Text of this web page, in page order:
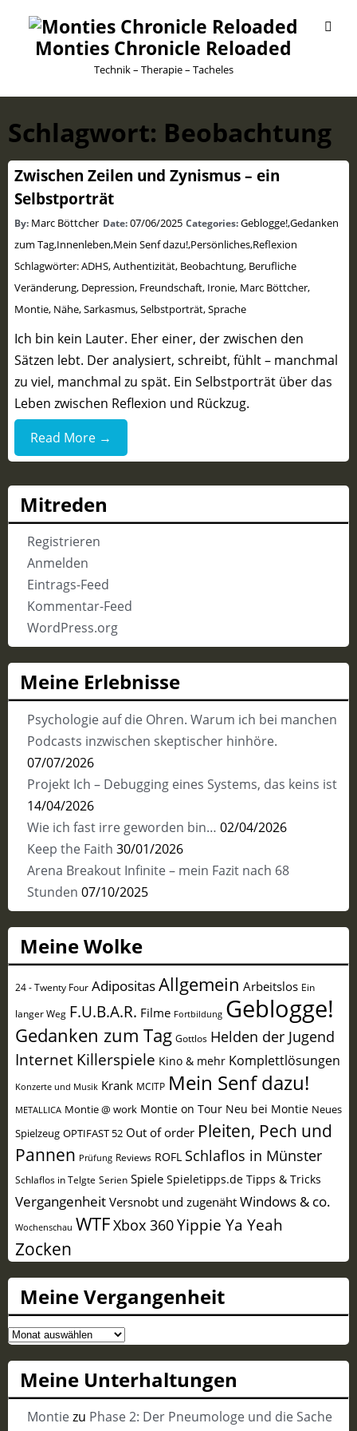
Monties Chronicle Reloaded
Technik – Therapie – Tacheles
Schlagwort: Beobachtung
Zwischen Zeilen und Zynismus – ein
Selbstporträt
By: Marc Böttcher Date:07/06/2025 Categories:Geblogge!,Gedanken
zum Tag,Innenleben,Mein Senf dazu!,Persönliches,Reflexion
Schlagwörter:ADHS,Authentizität, Beobachtung, Berufliche
Veränderung, Depression, Freundschaft, Ironie, Marc Böttcher,
Montie, Nähe,Sarkasmus,Selbstporträt,Sprache
Ich bin kein Lauter. Eher einer, der zwischen den
Sätzen lebt. Der analysiert, schreibt, fühlt – manchmal
zu viel, manchmal zu spät. Ein Selbstporträt über das
Leben zwischen Reflexion und Rückzug.
Read More →
Mitreden
Registrieren
Anmelden
Eintrags-Feed
Kommentar-Feed
WordPress.org
Meine Erlebnisse
Psychologie auf die Ohren. Warum ich bei manchen
Podcasts inzwischen skeptischer hinhöre.
07/07/2026
Projekt Ich – Debugging eines Systems, das keins ist
14/04/2026
Wie ich fast irre geworden bin… 02/04/2026
Keep the Faith 30/01/2026
Arena Breakout Infinite – mein Fazit nach 68
Stunden 07/10/2025
Meine Wolke
24 - Twenty Four AdipositasAllgemein Arbeitslos Ein
langer Weg F.U.B.A.R. Filme Fortbildung Geblogge!
Gedanken zum Tag Gottlos Helden der Jugend
Internet Killerspiele Kino & mehr Komplettlösungen
Konzerte und Musik Krank MCITP Mein Senf dazu!
METALLICA Montie @ work Montie on Tour Neu bei Montie Neues
Spielzeug OPTIFAST 52 Out of order Pleiten, Pech und
Pannen Prüfung Reviews ROFL Schlaflos in Münster
Schlaflos in Telgte Serien Spiele Spieletipps.de Tipps & Tricks
Vergangenheit Versnobt und zugenäht Windows & co.
Wochenschau WTFXbox 360Yippie Ya Yeah
Zocken
Meine Vergangenheit
Meine
Vergangenheit
Meine Unterhaltungen
Montiezu Phase 2: Der Pneumologe und die Sache